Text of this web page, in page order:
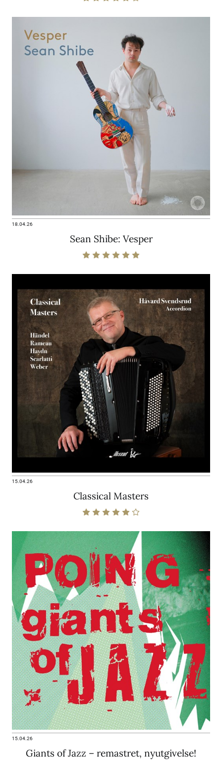
18.04.26
Sean Shibe: Vesper
15.04.26
Classical Masters
15.04.26
Giants of Jazz – remastret, nyutgivelse!